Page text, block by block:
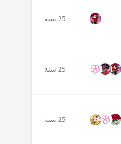
25 سنة
25 سنة
25 سنة